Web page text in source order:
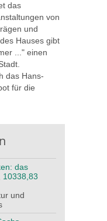
das
von
und
Hauses gibt
..." einen
das Hans-
für die
das
10338,83
und